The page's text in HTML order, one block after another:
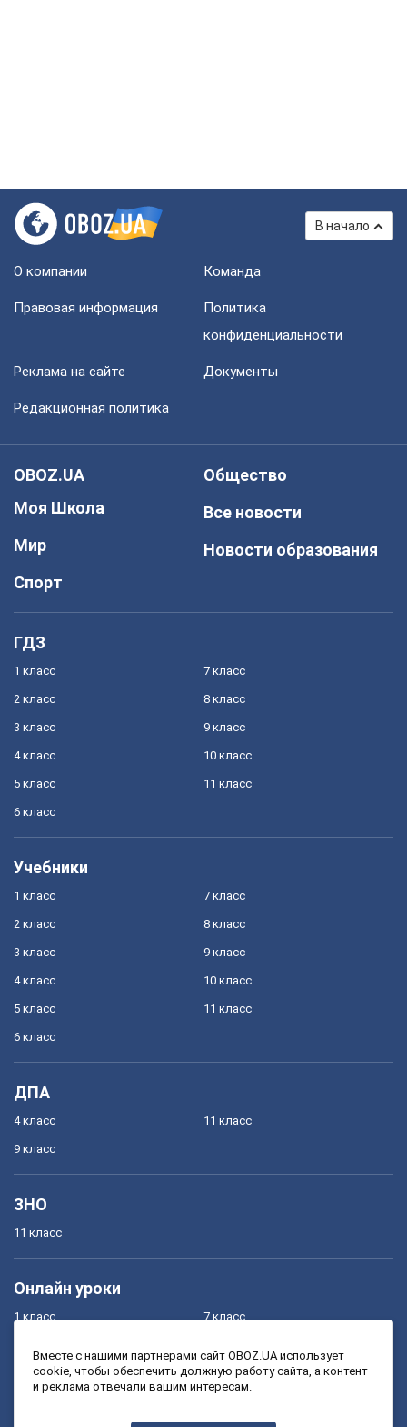
В начало
О компании Команда
Правовая информация
Политика
конфиденциальности
Реклама на сайте Документы
Редакционная политика
OBOZ.UA
Моя Школа
Мир
Спорт
Общество
Все новости
Новости образования
ГДЗ
1 класс
2 класс
3 класс
4 класс
5 класс
6 класс
7 класс
8 класс
9 класс
10 класс
11 класс
Учебники
1 класс
2 класс
3 класс
4 класс
5 класс
6 класс
7 класс
8 класс
9 класс
10 класс
11 класс
ДПА
4 класс
9 класс
11 класс
ЗНО
11 класс
Онлайн уроки
1 класс
3 класс
7 класс
9 класс
Вместе с нашими партнерами сайт OBOZ.UA использует
cookie, чтобы обеспечить должную работу сайта, а контент
и реклама отвечали вашим интересам.